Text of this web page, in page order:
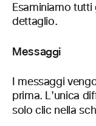
Esaminiamo tutti
dettaglio.
Messaggi
I messaggi
prima. L’unica
solo clic nella